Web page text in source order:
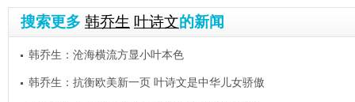
搜索更多 韩乔生 叶诗文的新闻
韩乔生：沧海横流方显小叶本色
韩乔生：抗衡欧美新一页 叶诗文是中华儿女骄傲